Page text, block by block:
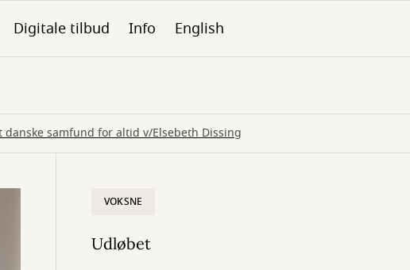
Digitale tilbud Info English
samfund for altid v/Elsebeth Dissing
VOKSNE
Udløbet